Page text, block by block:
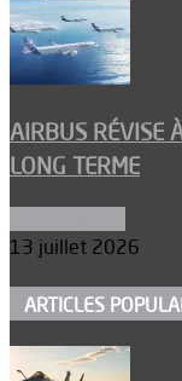
AIRBUS RÉVISE
LONG TERME
13 juillet 2026
ARTICLES